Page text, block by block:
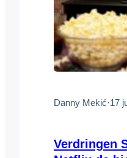
Danny Mekić·17
Verdringen